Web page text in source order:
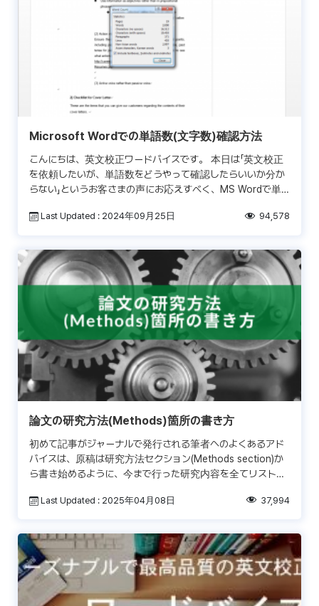
Microsoft Wordでの単語数(文字数)確認方法
こんにちは、英文校正ワードバイスです。 本日は「英文校正
を依頼したいが、単語数をどうやって確認したらいいか分か
らない」というお客さまの声にお応えすべく、MS Wordで単
Last Updated : 2024年09月25日 94,578
論文の研究方法(Methods)箇所の書き方
初めて記事がジャーナルで発行される筆者へのよくあるアド
バイスは、原稿は研究方法セクション(Methods section)か
ら書き始めるように、今まで行った研究内容を全てリストに
Last Updated : 2025年04月08日 37,994